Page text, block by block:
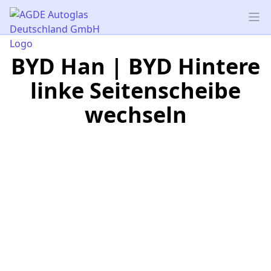
AGDE Autoglas Deutschland GmbH
BYD Han | BYD Hintere
linke Seitenscheibe
wechseln